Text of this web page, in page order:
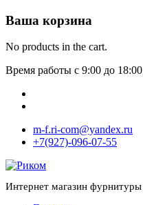
Ваша корзина
No products in the cart.
Время работы с 9:00 до 18:00
m-f.ri-com@yandex.ru
+7(927)-096-07-55
Интернет магазин фурнитуры